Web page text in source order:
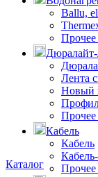
Каталог
Ballu,
Прочее
Лента
Новый
Кабель
Кабель
Прочее